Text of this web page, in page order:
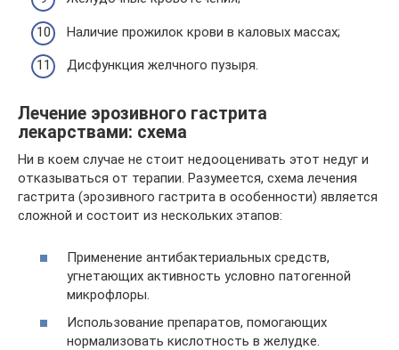
Наличие прожилок крови в каловых массах;
Дисфункция желчного пузыря.
Лечение эрозивного гастрита
лекарствами: схема
Ни в коем случае не стоит недооценивать этот недуг и
отказываться от терапии. Разумеется, схема лечения
гастрита (эрозивного гастрита в особенности) является
сложной и состоит из нескольких этапов:
Применение антибактериальных средств,
угнетающих активность условно патогенной
микрофлоры.
Использование препаратов, помогающих
нормализовать кислотность в желудке.